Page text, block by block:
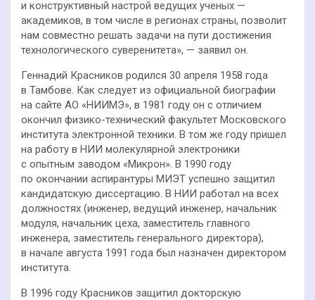
и конструктивный настрой ведущих ученых —
академиков, в том числе в регионах страны, позволит
нам совместно решать задачи на пути достижения
технологического суверенитета», — заявил он.
Геннадий Красников родился 30 апреля 1958 года
в Тамбове. Как следует из официальной биографии
на сайте АО «НИИМЭ», в 1981 году он с отличием
окончил физико-технический факультет Московского
института электронной техники. В том же году пришел
на работу в НИИ молекулярной электроники
с опытным заводом «Микрон». В 1990 году
по окончании аспирантуры МИЭТ успешно защитил
кандидатскую диссертацию. В НИИ работал на всех
должностях (инженер, ведущий инженер, начальник
модуля, начальник цеха, заместитель главного
инженера, заместитель генерального директора),
в начале августа 1991 года был назначен директором
института.
В 1996 году Красников защитил докторскую